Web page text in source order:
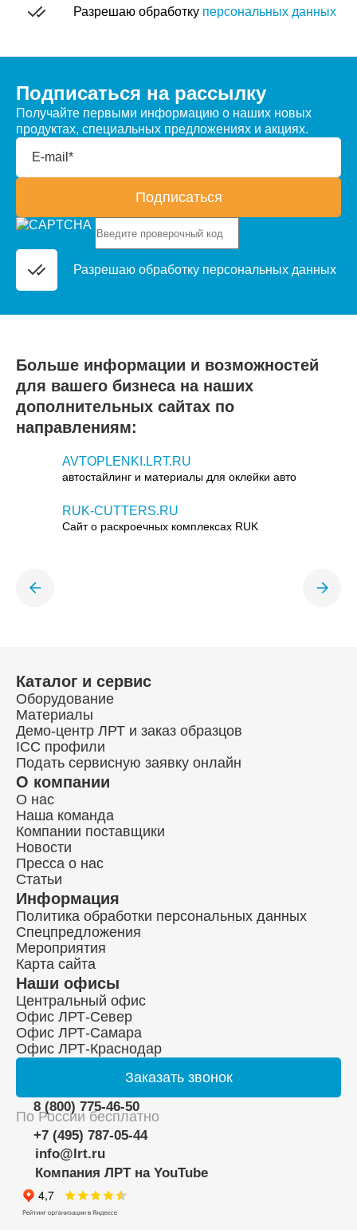
Разрешаю обработку персональных данных
Подписаться на рассылку
Получайте первыми информацию о наших новых
продуктах, специальных предложениях и акциях.
E-mail*
Подписаться
Разрешаю обработку персональных данных
Больше информации и возможностей
для вашего бизнеса на наших
дополнительных сайтах по
направлениям:
AVTOPLENKI.LRT.RU
автостайлинг и материалы для оклейки авто
RUK-CUTTERS.RU
Сайт о раскроечных комплексах RUK
Каталог и сервис
Оборудование
Материалы
Демо-центр ЛРТ и заказ образцов
ICC профили
Подать сервисную заявку онлайн
Информация
Политика обработки персональных данных
Спецпредложения
Мероприятия
Карта сайта
О компании
О нас
Наша команда
Компании поставщики
Новости
Пресса о нас
Статьи
Наши офисы
Центральный офис
Офис ЛРТ-Север
Офис ЛРТ-Самара
Офис ЛРТ-Краснодар
Заказать звонок
8 (800) 775-46-50
По России бесплатно
+7 (495) 787-05-44
info@lrt.ru
Компания ЛРТ на YouTube